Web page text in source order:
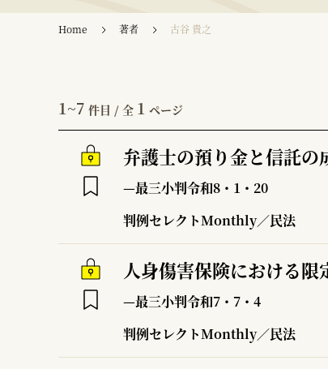
Home 著者 古谷 貴之
1~7 件目 / 全 1 ページ
弁護士の預り金と信託の
—最三小判令和8・1・20
判例セレクトMonthly／民法
人身傷害保険における
—最三小判令和7・7・4
判例セレクトMonthly／民法